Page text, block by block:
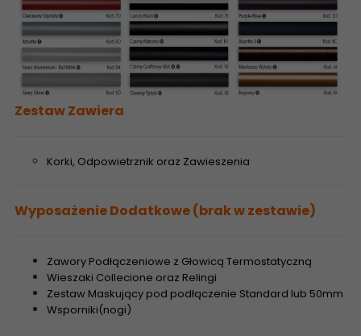
Zestaw Zawiera
Korki, Odpowietrznik oraz Zawieszenia
Wyposażenie Dodatkowe (brak w zestawie)
Zawory Podłączeniowe z Głowicą Termostatyczną
Wieszaki Collecione oraz Relingi
Zestaw Maskujący pod podłączenie Standard lub 50mm
Wsporniki(nogi)